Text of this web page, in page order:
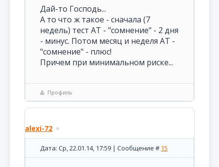
Дай-то Господь...
А то что ж такое - сначала (7
недель) тест АТ - "сомнение" - 2 дня
- минус. Потом месяц и неделя АТ -
"сомнение" - плюс!
Причем при минимальном риске...
Профиль
alexi-72
Дата: Ср, 22.01.14, 17:59 | Сообщение # 15